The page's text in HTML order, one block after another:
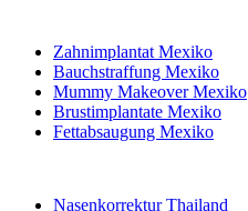
Zahnimplantat Mexiko
Bauchstraffung Mexiko
Mummy Makeover Mexiko
Brustimplantate Mexiko
Fettabsaugung Mexiko
Nasenkorrektur Thailand